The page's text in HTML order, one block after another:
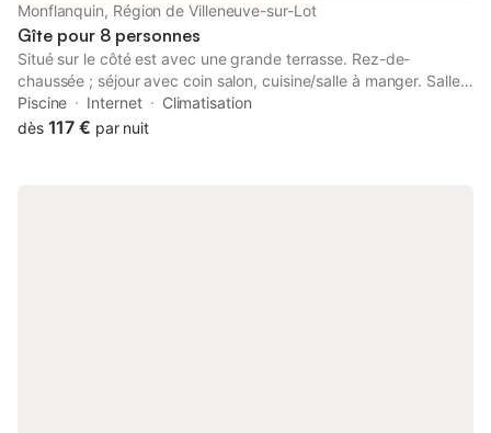
Monflanquin, Région de Villeneuve-sur-Lot
Gîte pour 8 personnes
Situé sur le côté est avec une grande terrasse. Rez-de-
chaussée ; séjour avec coin salon, cuisine/salle à manger. Salle
de bain avec douche et lavabo et WC séparé. Premier étage :
palier avec 3 chambres, première chambre avec lit double
Piscine Internet
Climatisation
dès 117 € par nuit